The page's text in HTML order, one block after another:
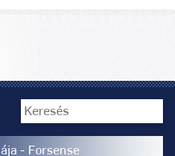
- Forsense